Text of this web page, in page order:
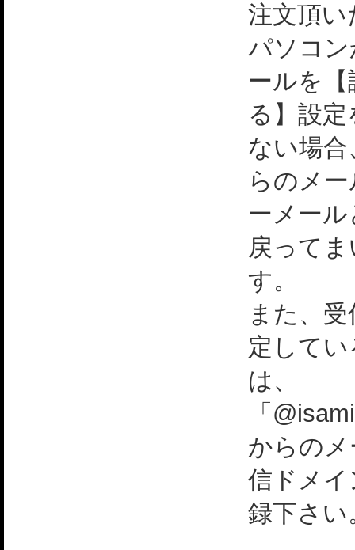
注文頂い
パソコ
ールを【
る】設
ない場
らのメ
ーメー
戻って
す。
また、
定して
は、
「
からの
信ドメ
録下さい